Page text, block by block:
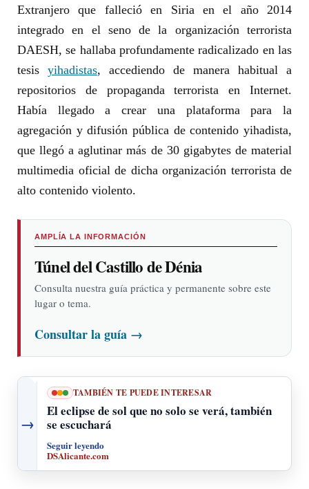
Extranjero que falleció en Siria en el año 2014
integrado en el seno de la organización terrorista
DAESH, se hallaba profundamente radicalizado en las
tesis yihadistas, accediendo de manera habitual a
repositorios de propaganda terrorista en Internet.
Había llegado a crear una plataforma para la
agregación y difusión pública de contenido yihadista,
que llegó a aglutinar más de 30 gigabytes de material
multimedia oficial de dicha organización terrorista de
alto contenido violento.
AMPLÍA LA INFORMACIÓN
Túnel del Castillo de Dénia
Consulta nuestra guía práctica y permanente sobre este
lugar o tema.
Consultar la guía →
→
TAMBIÉN TE PUEDE INTERESAR
El eclipse de sol que no solo se verá, también
se escuchará
Seguir leyendo
DSAlicante.com